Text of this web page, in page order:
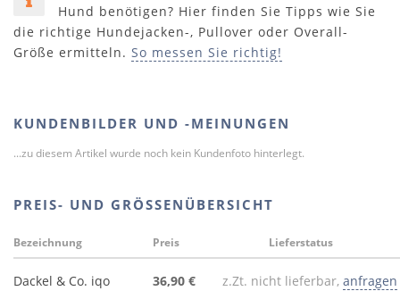
Hund benötigen? Hier finden Sie Tipps wie Sie
die richtige Hundejacken-, Pullover oder Overall-
Größe ermitteln. So messen Sie richtig!
KUNDENBILDER UND -MEINUNGEN
...zu diesem Artikel wurde noch kein Kundenfoto hinterlegt.
PREIS- UND GRÖSSENÜBERSICHT
Bezeichnung Preis Lieferstatus
Dackel & Co. iqo
36,90 € z.Zt. nicht lieferbar, anfragen